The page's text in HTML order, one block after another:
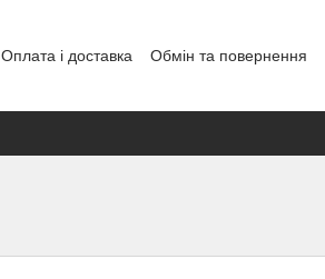
Оплата і доставка Обмін та повернення